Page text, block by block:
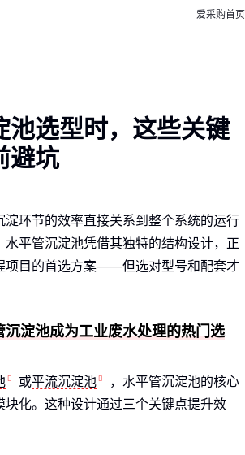
爱采购首页
池选型时，这些关键
避坑
淀环节的效率直接关系到整个系统的运行
水平管沉淀池凭借其独特的结构设计，正
项目的首选方案——但选对型号和配套才
沉淀池成为工业废水处理的热门选
或平流沉淀池
，水平管沉淀池的核心
块化。这种设计通过三个关键点提升效